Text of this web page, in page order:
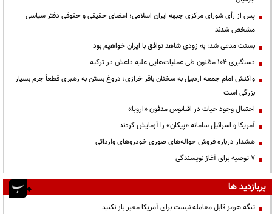
پس از رأی شورای مرکزی جبهه ایران اسلامی؛ اعضای حقیقی و حقوقی دفتر سیاسی
مشخص شدند
بسنت مدعی شد: به زودی شاهد توافق با ایران خواهیم بود
دستگیری ۱۰۴ مظنون طی عملیات‌هایی علیه داعش در ترکیه
واکنش امام جمعه اردبیل به سخنان باقر خرازی: دروغ بستن به رهبری قطعاً جرم بسیار
بزرگی است
احتمال وجود حیات در اقیانوس مدفون «اروپا»
آمریکا و اسرائیل سامانه «پیکان» را آزمایش کردند
هشدار درباره فروش حواله‌های صوری خودروهای وارداتی
۷ توصیه برای آغاز نویسندگی
پربازدید ها
تنگه هرمز قابل معامله نیست برای آمریکا معبر باز نکنید